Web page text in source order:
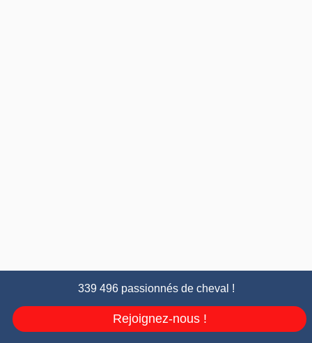
339 496 passionnés de cheval !
Rejoignez-nous !